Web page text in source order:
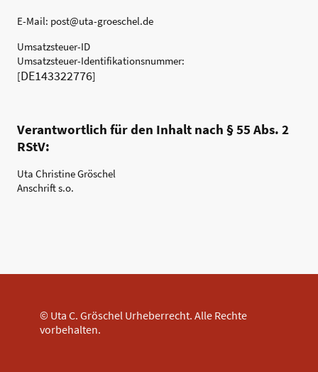
E-Mail: post@uta-groeschel.de
Umsatzsteuer-ID
Umsatzsteuer-Identifikationsnummer:
[DE143322776]
Verantwortlich für den Inhalt nach § 55 Abs. 2
RStV:
Uta Christine Gröschel
Anschrift s.o.
© Uta C. Gröschel Urheberrecht. Alle Rechte
vorbehalten.